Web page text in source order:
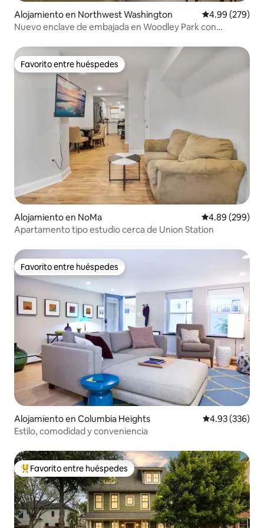
Alojamiento en Northwest Washington Calificación
4.99 (279)
Nuevo enclave de embajada en Woodley Park con
Favorito entre huéspedes
Favorito entre huéspedes
Alojamiento en NoMa Calificación
4.89 (299)
Apartamento tipo estudio cerca de Union Station
Favorito entre huéspedes
Favorito entre huéspedes
Alojamiento en Columbia Heights Calificación
4.93 (336)
Estilo, comodidad y conveniencia
Favorito entre huéspedes preferido
Favorito entre huéspedes